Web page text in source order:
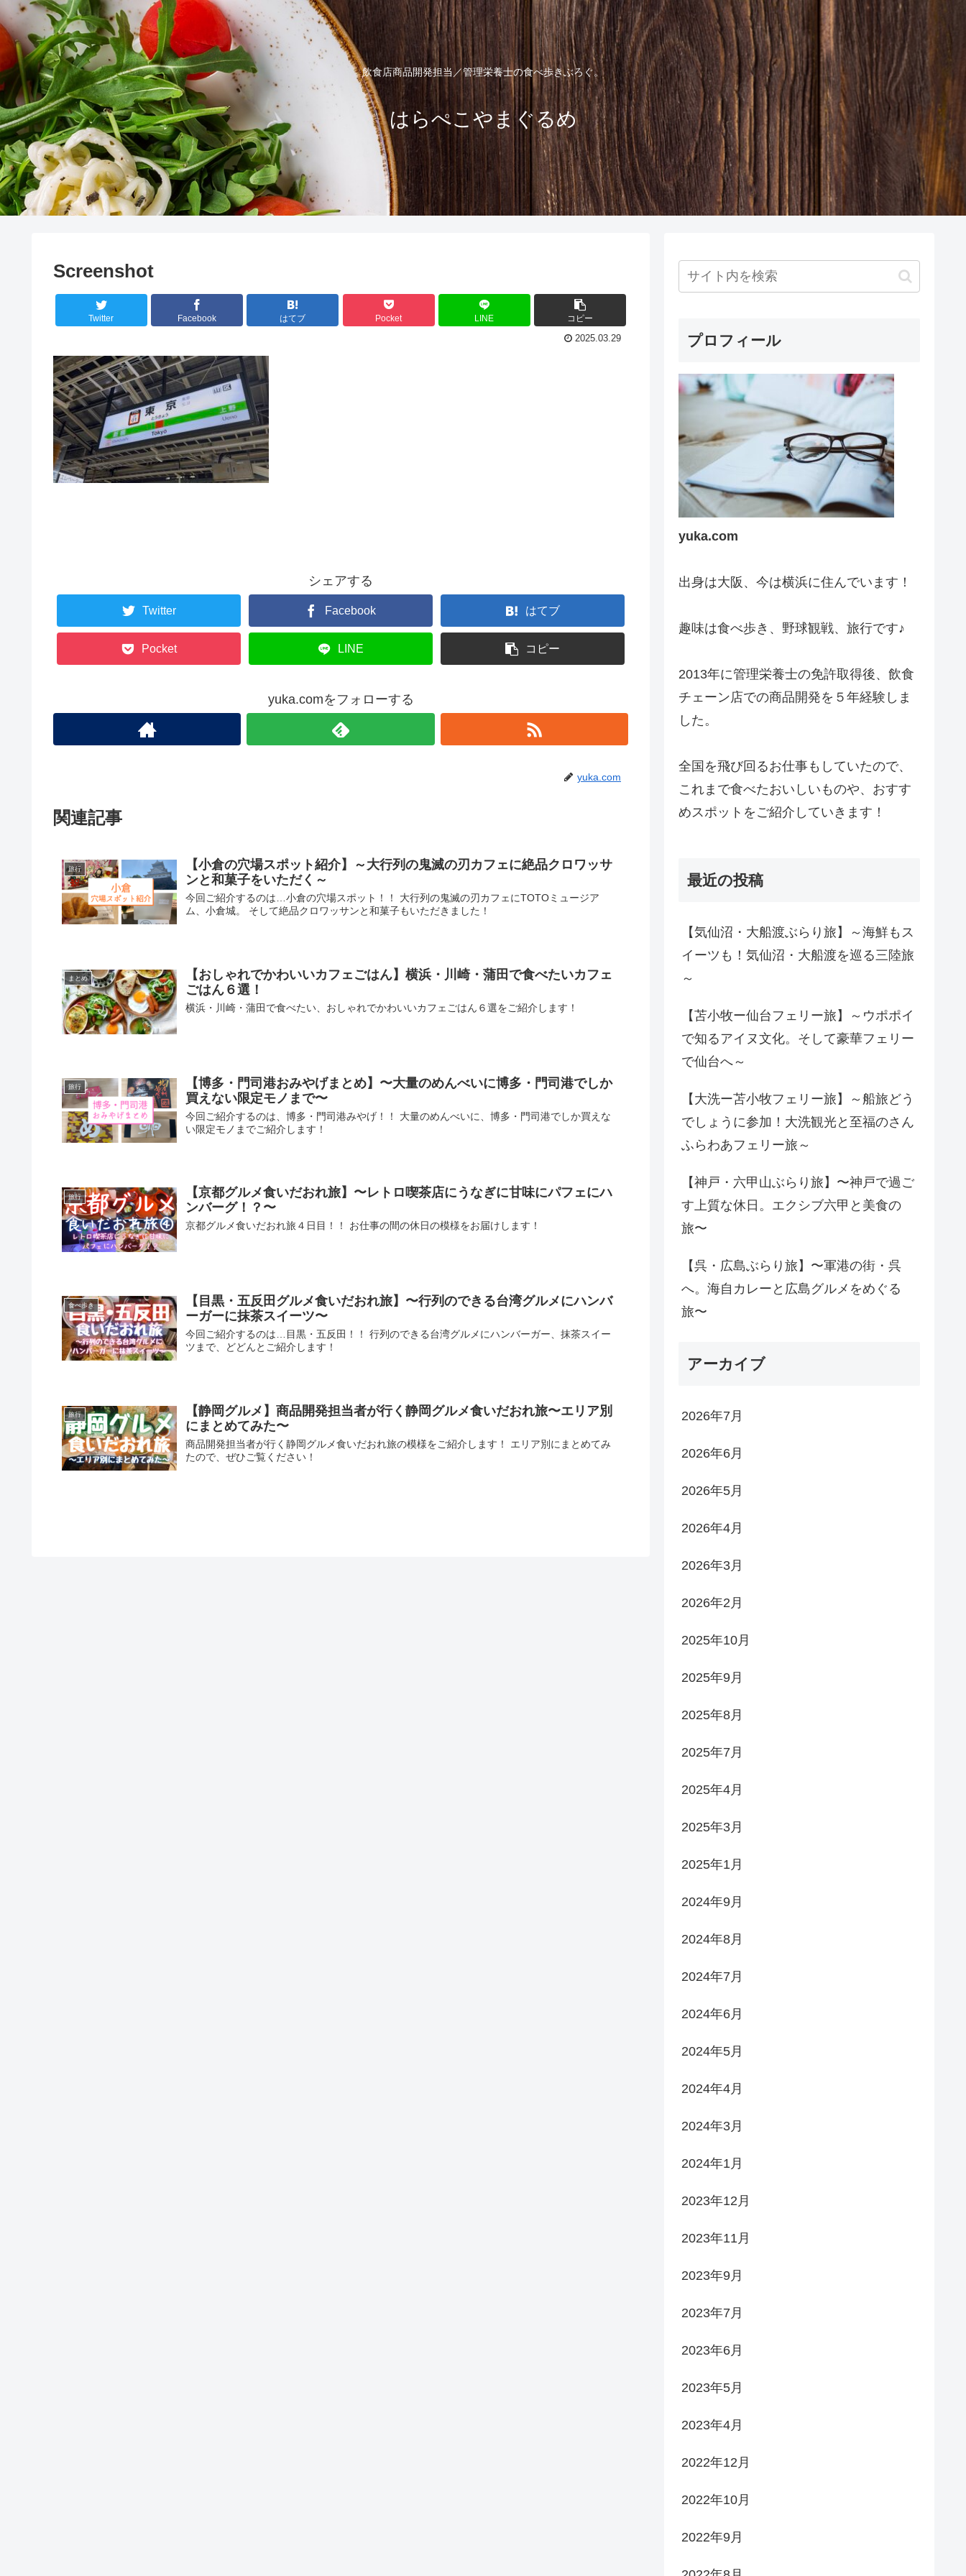
飲食店商品開発担当／管理栄養士の食べ歩きぶろぐ。
はらぺこやまぐるめ
Screenshot
Twitter Facebook はてブ Pocket LINE コピー
2025.03.29
シェアする
Twitter Facebook はてブ
Pocket LINE コピー
yuka.comをフォローする
yuka.com
関連記事
旅行
【小倉の穴場スポット紹介】～大行列の鬼滅の刃カフェに絶品クロワッサ
ンと和菓子をいただく～
今回ご紹介するのは…小倉の穴場スポット！！ 大行列の鬼滅の刃カフェにTOTOミュージア
ム、小倉城。 そして絶品クロワッサンと和菓子もいただきました！
まとめ
【おしゃれでかわいいカフェごはん】横浜・川崎・蒲田で食べたいカフェ
ごはん６選！
横浜・川崎・蒲田で食べたい、おしゃれでかわいいカフェごはん６選をご紹介します！
旅行
【博多・門司港おみやげまとめ】〜大量のめんべいに博多・門司港でしか
買えない限定モノまで〜
今回ご紹介するのは、博多・門司港みやげ！！ 大量のめんべいに、博多・門司港でしか買えな
い限定モノまでご紹介します！
旅行
【京都グルメ食いだおれ旅】〜レトロ喫茶店にうなぎに甘味にパフェにハ
ンバーグ！？〜
京都グルメ食いだおれ旅４日目！！ お仕事の間の休日の模様をお届けします！
食べ歩き
【目黒・五反田グルメ食いだおれ旅】〜行列のできる台湾グルメにハンバ
ーガーに抹茶スイーツ〜
今回ご紹介するのは…目黒・五反田！！ 行列のできる台湾グルメにハンバーガー、抹茶スイー
ツまで、どどんとご紹介します！
旅行
【静岡グルメ】商品開発担当者が行く静岡グルメ食いだおれ旅〜エリア別
にまとめてみた〜
商品開発担当者が行く静岡グルメ食いだおれ旅の模様をご紹介します！ エリア別にまとめてみ
たので、ぜひご覧ください！
プロフィール
yuka.com
出身は大阪、今は横浜に住んでいます！
趣味は食べ歩き、野球観戦、旅行です♪
2013年に管理栄養士の免許取得後、飲食
チェーン店での商品開発を５年経験しま
した。
全国を飛び回るお仕事もしていたので、
これまで食べたおいしいものや、おすす
めスポットをご紹介していきます！
最近の投稿
【気仙沼・大船渡ぶらり旅】～海鮮もス
イーツも！気仙沼・大船渡を巡る三陸旅
～
【苫小牧ー仙台フェリー旅】～ウポポイ
で知るアイヌ文化。そして豪華フェリー
で仙台へ～
【大洗ー苫小牧フェリー旅】～船旅どう
でしょうに参加！大洗観光と至福のさん
ふらわあフェリー旅～
【神戸・六甲山ぶらり旅】〜神戸で過ご
す上質な休日。エクシブ六甲と美食の
旅〜
【呉・広島ぶらり旅】〜軍港の街・呉
へ。海自カレーと広島グルメをめぐる
旅〜
アーカイブ
2026年7月
2026年6月
2026年5月
2026年4月
2026年3月
2026年2月
2025年10月
2025年9月
2025年8月
2025年7月
2025年4月
2025年3月
2025年1月
2024年9月
2024年8月
2024年7月
2024年6月
2024年5月
2024年4月
2024年3月
2024年1月
2023年12月
2023年11月
2023年9月
2023年7月
2023年6月
2023年5月
2023年4月
2022年12月
2022年10月
2022年9月